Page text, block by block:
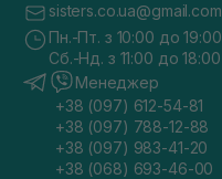
sisters.co.ua@gmail.com
Пн.-Пт. з 10:00 до 19:00
Сб.-Нд. з 11:00 до 18:00
Менеджер
+38 (097) 612-54-81
+38 (097) 788-12-88
+38 (097) 983-41-20
+38 (068) 693-46-00